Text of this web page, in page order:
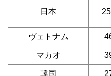
日本
ヴェトナム
マカオ
韓国